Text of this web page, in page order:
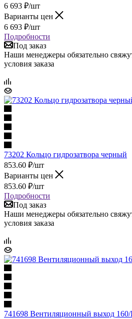
6 693 ₽/шт
Варианты цен
6 693 ₽/шт
Подробности
Под заказ
Наши менеджеры обязательно
условия заказа
73202 Кольцо гидрозатвора черный
853.60 ₽/шт
Варианты цен
853.60 ₽/шт
Подробности
Под заказ
Наши менеджеры обязательно
условия заказа
741698 Вентиляционный выход